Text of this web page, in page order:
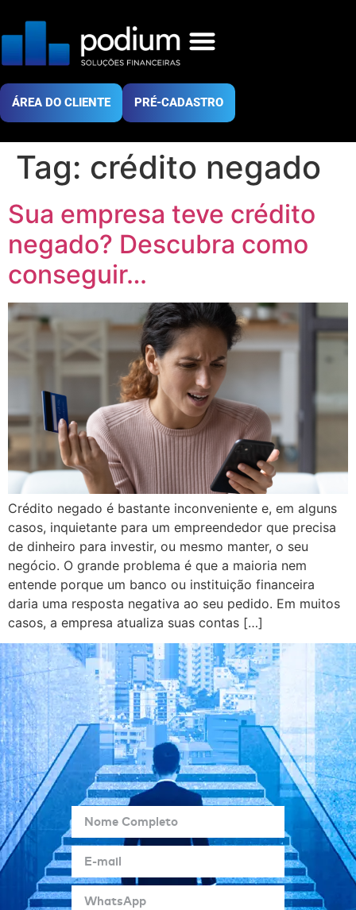
ÁREA DO CLIENTE PRÉ-CADASTRO
Tag: crédito negado
Sua empresa teve crédito
negado? Descubra como
conseguir…
Crédito negado é bastante inconveniente e, em alguns
casos, inquietante para um empreendedor que precisa
de dinheiro para investir, ou mesmo manter, o seu
negócio. O grande problema é que a maioria nem
entende porque um banco ou instituição financeira
daria uma resposta negativa ao seu pedido. Em muitos
casos, a empresa atualiza suas contas […]